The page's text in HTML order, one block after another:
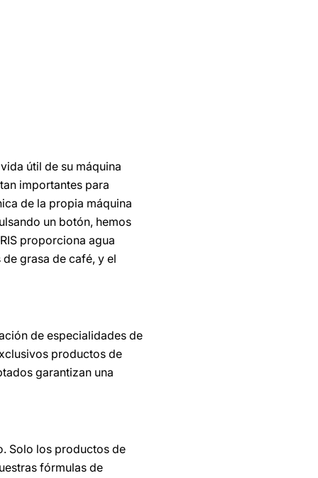
útil de su máquina
importantes para
de la propia máquina
un botón, hemos
proporciona agua
grasa de café, y el
de especialidades de
productos de
garantizan una
Solo los productos de
fórmulas de